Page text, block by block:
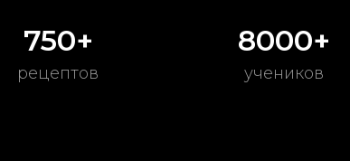
рецептов учеников
8000+
750+